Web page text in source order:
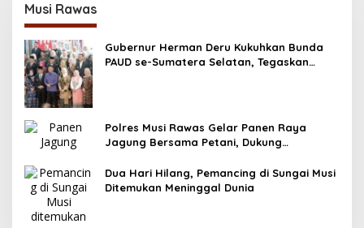
Musi Rawas
Gubernur Herman Deru Kukuhkan Bunda
PAUD se-Sumatera Selatan, Tegaskan
Polres Musi Rawas Gelar Panen Raya
Jagung Bersama Petani, Dukung
Dua Hari Hilang, Pemancing di Sungai Musi
Ditemukan Meninggal Dunia